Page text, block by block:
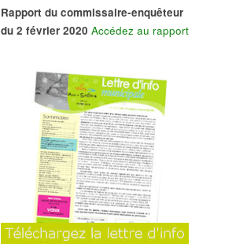
Rapport du commissaire-enquêteur
du 2 février 2020 Accédez au rapport